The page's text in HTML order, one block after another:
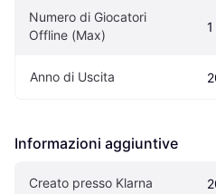
Numero di Giocatori
Offline (Max)
1
Anno di Uscita
Informazioni aggiuntive
Creato presso Klarna